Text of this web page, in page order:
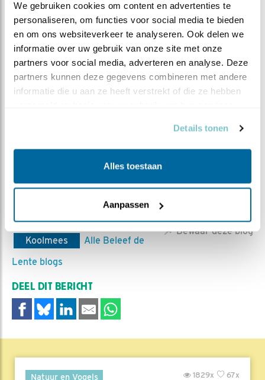
We gebruiken cookies om content en advertenties te
personaliseren, om functies voor social media te bieden
en om ons websiteverkeer te analyseren. Ook delen we
informatie over uw gebruik van onze site met onze
partners voor social media, adverteren en analyse. Deze
partners kunnen deze gegevens combineren met andere
informatie die u aan ze heeft verstrekt of die ze hebben
Details tonen
Alles toestaan
Aanpassen
Het Nederlands Instituut voor Ecologie (NIOO-
KNAW) doet fundamenteel en strategisch
ecologisch onderzoek. Met meer dan 300
onderzoekers en studenten is het NIOO één van de
grootste onderzoeksinstituten van de Koninklijke
Nederlandse Akademie van Wetenschappen
(KNAW). De NIOO-ers bestuderen organismen,
ecosystemen. Samen onderzoeken ze de volle
Bewaar deze blog
MEER OVER
Koolmees
Alle Beleef de
Lente blogs
DEEL DIT BERICHT
Natuur en Vogels 67x
1829x